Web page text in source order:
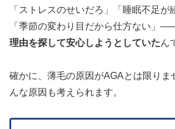
「ストレスのせいだろ」「睡眠不足が
「季節の変わり目だから仕方ない」
理由を探して安心しようとしていたん
確かに、薄毛の原因がAGAとは限りま
んな原因も考えられます。